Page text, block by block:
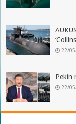
22/
Pekín
22/